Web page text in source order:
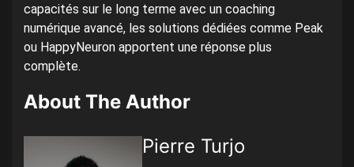
capacités sur le long terme avec un coaching
numérique avancé, les solutions dédiées comme Peak
ou HappyNeuron apportent une réponse plus
complète.
About The Author
Pierre Turjo